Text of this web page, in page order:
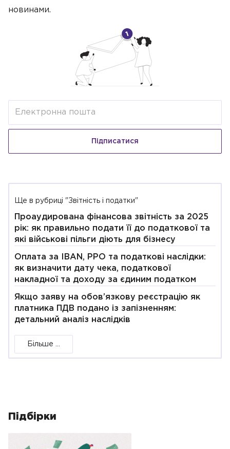
новинами.
Підписатися
Ще в рубриці "Звітність і податки"
Проаудирована фінансова звітність за 2025
рік: як правильно подати її до податкової та
які військові пільги діють для бізнесу
Оплата за IBAN, РРО та податкові наслідки:
як визначити дату чека, податкової
накладної та доходу за єдиним податком
Якщо заяву на обов’язкову реєстрацію як
платника ПДВ подано із запізненням:
детальний аналіз наслідків
Більше ...
Підбірки